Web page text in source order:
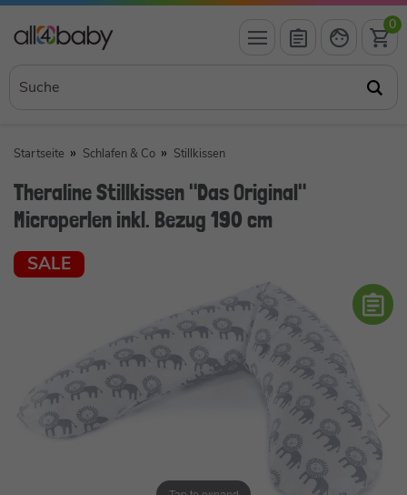
0
Startseite Schlafen & Co Stillkissen
Theraline Stillkissen "Das Original"
Microperlen inkl. Bezug 190 cm
SALE